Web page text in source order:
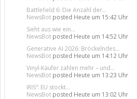
Battlefield 6: Die Anzahl der...
NewsBot posted Heute um 15:42 Uhr
Sieht aus wie ein...
NewsBot posted Heute um 14:52 Uhr
Generative AI 2026: Bröckelndes...
NewsBot posted Heute um 14:12 Uhr
Vinyl-Käufer zahlen mehr – und...
NewsBot posted Heute um 13:23 Uhr
IRIS²: EU stockt...
NewsBot posted Heute um 13:02 Uhr